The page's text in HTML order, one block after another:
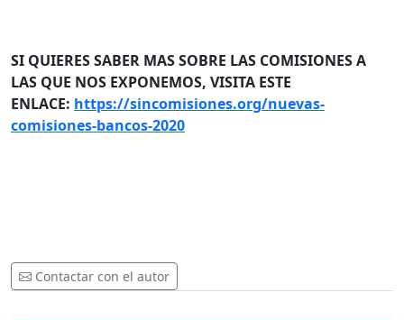
SI QUIERES SABER MAS SOBRE LAS COMISIONES A
LAS QUE NOS EXPONEMOS, VISITA ESTE
ENLACE: https://sincomisiones.org/nuevas-
comisiones-bancos-2020
Contactar con el autor